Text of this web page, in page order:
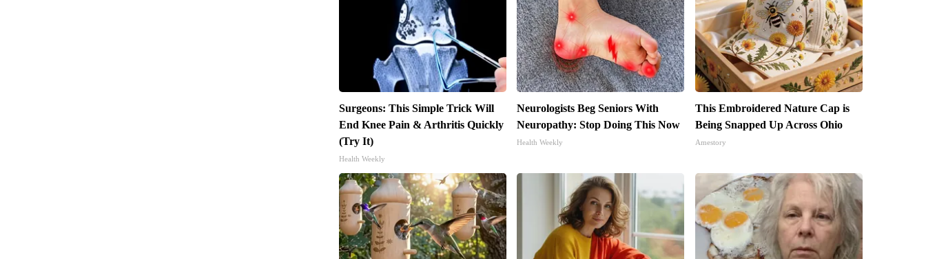
Surgeons: This Simple Trick Will
End Knee Pain & Arthritis Quickly
(Try It)
Health Weekly
Neurologists Beg Seniors With
Neuropathy: Stop Doing This Now
Health Weekly
This Embroidered Nature Cap is
Being Snapped Up Across Ohio
Amestory